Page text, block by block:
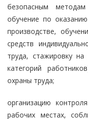
безопасным
обучение по
производстве,
средств
труда, стажировку
категорий
охраны труда;
организацию
рабочих местах,